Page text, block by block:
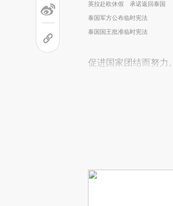
英拉赴欧休假 承诺返回泰国
泰国军方公布临时宪法
泰国国王批准临时宪法
促进国家团结而努力。